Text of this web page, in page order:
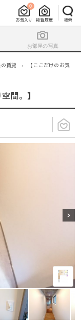
お気入り
0
閲覧履歴 検索
お部屋の写真
賃貸 ›
【ここだけのお気
間。】